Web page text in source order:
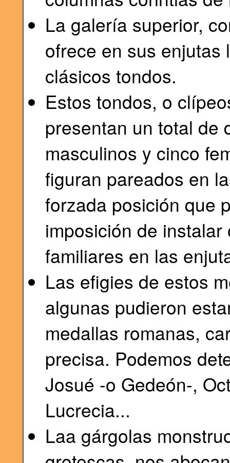
La galería superior,
ofrece en sus enjutas
clásicos tondos.
Estos tondos, o
presentan un total de
masculinos y cinco
figuran pareados en
forzada posición que
imposición de
familiares en las
Las efigies de estos
algunas pudieron
medallas romanas,
precisa. Podemos
Josué -o Gedeón-,
Lucrecia...
Laa gárgolas